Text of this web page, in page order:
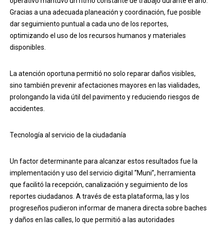
Gracias a una adecuada planeación y coordinación, fue posible
dar seguimiento puntual a cada uno de los reportes,
optimizando el uso de los recursos humanos y materiales
disponibles.
La atención oportuna permitió no solo reparar daños visibles,
sino también prevenir afectaciones mayores en las vialidades,
prolongando la vida útil del pavimento y reduciendo riesgos de
accidentes.
Tecnología al servicio de la ciudadanía
Un factor determinante para alcanzar estos resultados fue la
implementación y uso del servicio digital “Muni”, herramienta
que facilitó la recepción, canalización y seguimiento de los
reportes ciudadanos. A través de esta plataforma, las y los
progreseños pudieron informar de manera directa sobre baches
y daños en las calles, lo que permitió a las autoridades